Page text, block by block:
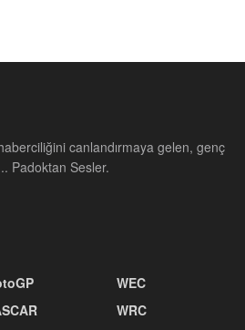
canlandırmaya gelen, genç
Padoktan Sesler.
WEC
WRC